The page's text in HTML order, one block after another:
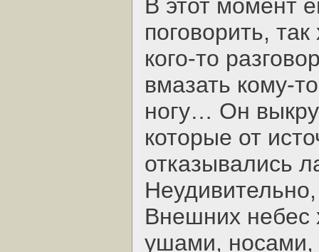
В этот момент
поговорить,
кого-то
вмазать кому-
ногу… Он
которые от
отказывались
Внешних небес
ушами, носами,